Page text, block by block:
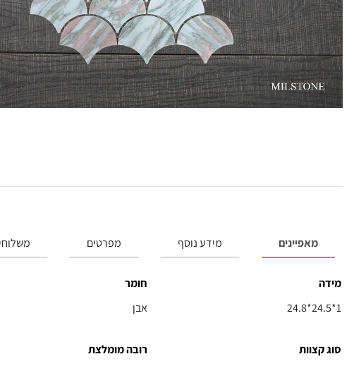
מאפיינים מידע נוסף מפרטים
מידה
24.8*24.5*1
חומר
אבן
סוג קצוות
רובה מומלצת